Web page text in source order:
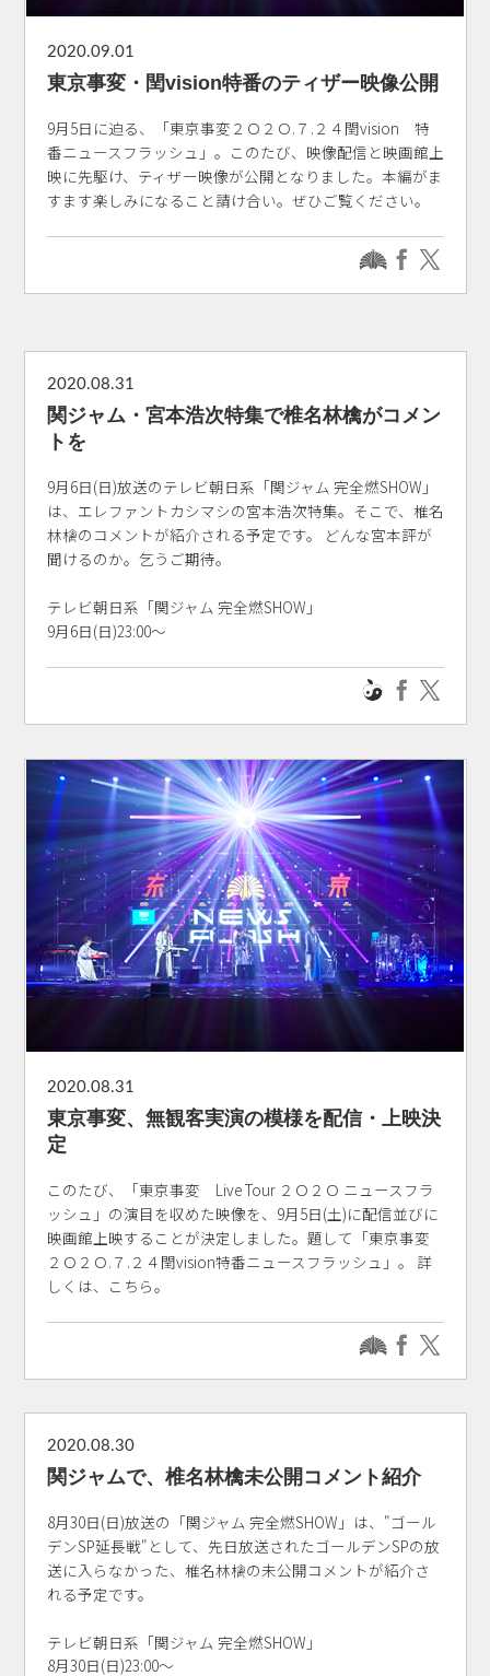
2020.09.01
東京事変・閏vision特番のティザー映像公開
9月5日に迫る、「東京事変２Ｏ２Ｏ.７.２４閏vision 特
番ニュースフラッシュ」。このたび、映像配信と映画館上
映に先駆け、ティザー映像が公開となりました。本編がま
すます楽しみになること請け合い。ぜひご覧ください。
2020.08.31
関ジャム・宮本浩次特集で椎名林檎がコメン
トを
9月6日(日)放送のテレビ朝日系「関ジャム 完全燃SHOW」
は、エレファントカシマシの宮本浩次特集。そこで、椎名
林檎のコメントが紹介される予定です。 どんな宮本評が
聞けるのか。乞うご期待。
テレビ朝日系「関ジャム 完全燃SHOW」
9月6日(日)23:00～
2020.08.31
東京事変、無観客実演の模様を配信・上映決
定
このたび、「東京事変 Live Tour ２Ｏ２Ｏ ニュースフラ
ッシュ」の演目を収めた映像を、9月5日(土)に配信並びに
映画館上映することが決定しました。題して「東京事変
２Ｏ２Ｏ.７.２４閏vision特番ニュースフラッシュ」。 詳
しくは、こちら。
2020.08.30
関ジャムで、椎名林檎未公開コメント紹介
8月30日(日)放送の「関ジャム 完全燃SHOW」は、"ゴール
デンSP延長戦"として、先日放送されたゴールデンSPの放
送に入らなかった、椎名林檎の未公開コメントが紹介さ
れる予定です。
テレビ朝日系「関ジャム 完全燃SHOW」
8月30日(日)23:00～